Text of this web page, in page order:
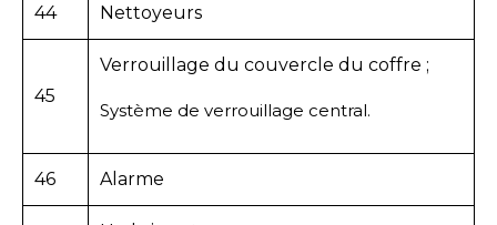
44 Nettoyeurs
45
Verrouillage du couvercle du coffre ;
Système de verrouillage central.
46 Alarme